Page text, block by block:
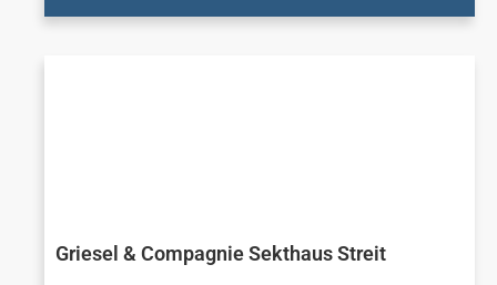
Griesel & Compagnie Sekthaus Streit